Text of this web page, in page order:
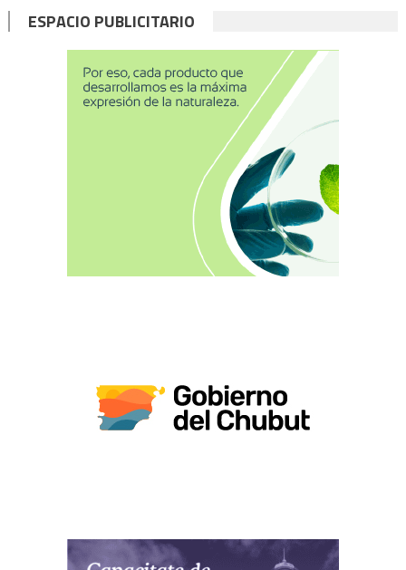
ESPACIO PUBLICITARIO